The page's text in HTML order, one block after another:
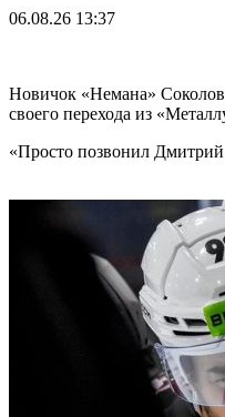
06.08.26 13:37
Новичок «Немана»
своего перехода из
«Просто позвонил